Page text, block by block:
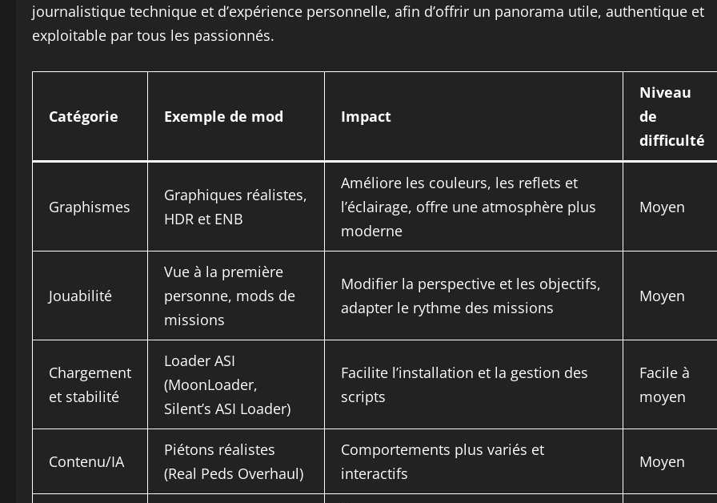
journalistique technique et d’expérience personnelle, afin d’offrir un panorama utile, authentique et
exploitable par tous les passionnés.
Catégorie Exemple de mod Impact
Niveau
de
difficulté
Graphismes
Graphiques réalistes,
HDR et ENB
Améliore les couleurs, les reflets et
l’éclairage, offre une atmosphère plus
moderne
Moyen
Jouabilité
Vue à la première
personne, mods de
missions
Modifier la perspective et les objectifs,
adapter le rythme des missions
Moyen
Chargement
et stabilité
Loader ASI
(MoonLoader,
Silent’s ASI Loader)
Facilite l’installation et la gestion des
scripts
Facile à
moyen
Contenu/IA
Piétons réalistes
(Real Peds Overhaul)
Comportements plus variés et
interactifs
Moyen